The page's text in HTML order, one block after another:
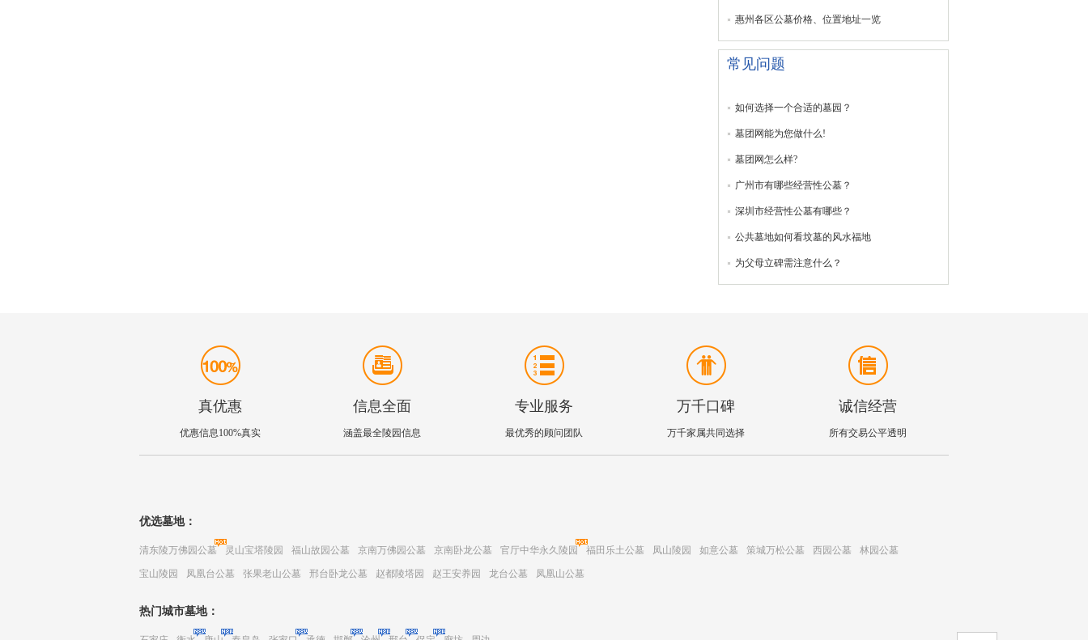
惠州各区公墓价格、位置地址一览
常见问题
如何选择一个合适的墓园？
墓团网能为您做什么!
墓团网怎么样?
广州市有哪些经营性公墓？
深圳市经营性公墓有哪些？
公共墓地如何看坟墓的风水福地
为父母立碑需注意什么？
真优惠
优惠信息100%真实
信息全面
涵盖最全陵园信息
专业服务
最优秀的顾问团队
万千口碑
万千家属共同选择
诚信经营
所有交易公平透明
优选墓地：
清东陵万佛园公墓 灵山宝塔陵园 福山故园公墓 京南万佛园公墓 京南卧龙公墓 官厅中华永久陵园 福田乐土公墓 凤山陵园 如意公墓 策城万松公墓 西园公墓 林园公墓
宝山陵园 凤凰台公墓 张果老山公墓 邢台卧龙公墓 赵都陵塔园 赵王安养园 龙台公墓 凤凰山公墓
热门城市墓地：